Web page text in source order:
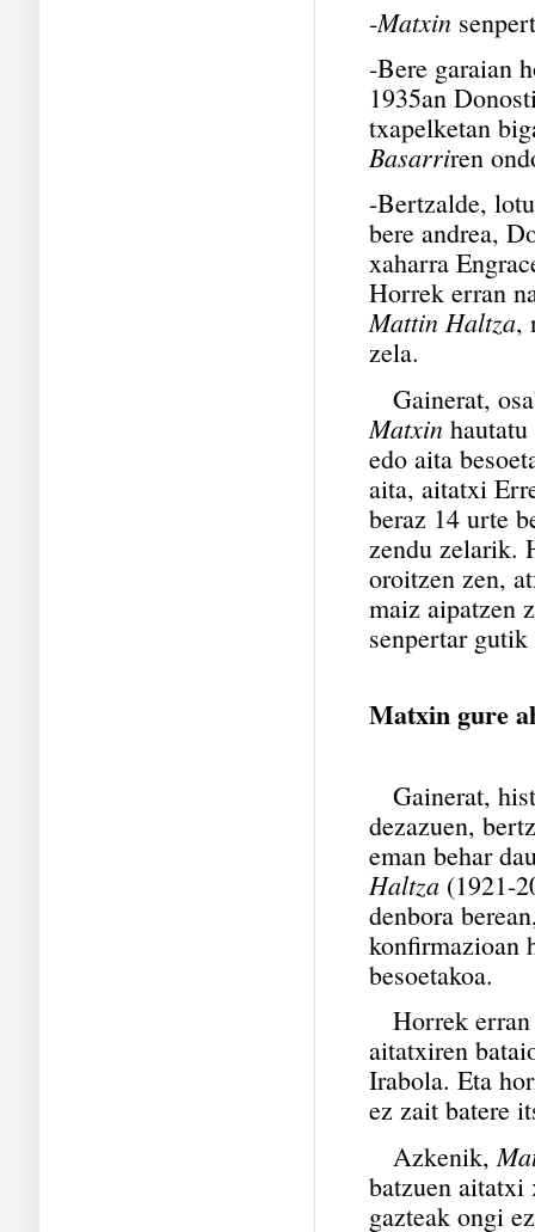
-Matxin
-Bere garaian
1935an
txapelketan
Basarriren
-Bertzalde,
bere andrea,
xaharra
Horrek erran
Mattin Haltza,
zela.
Gainerat,
Matxinhautatu
edo aita
aita, aitatxi
beraz 14 urte
zendu zelarik.
oroitzen zen,
maiz aipatzen
senpertar
Matxin gure
Gainerat,
dezazuen,
eman behar
Haltza(1921-
denbora
konfirmazioan
besoetakoa.
Horrek erran
aitatxiren
Irabola. Eta
ez zait batere
Azkenik,
batzuen aitatxi
gazteak ongi